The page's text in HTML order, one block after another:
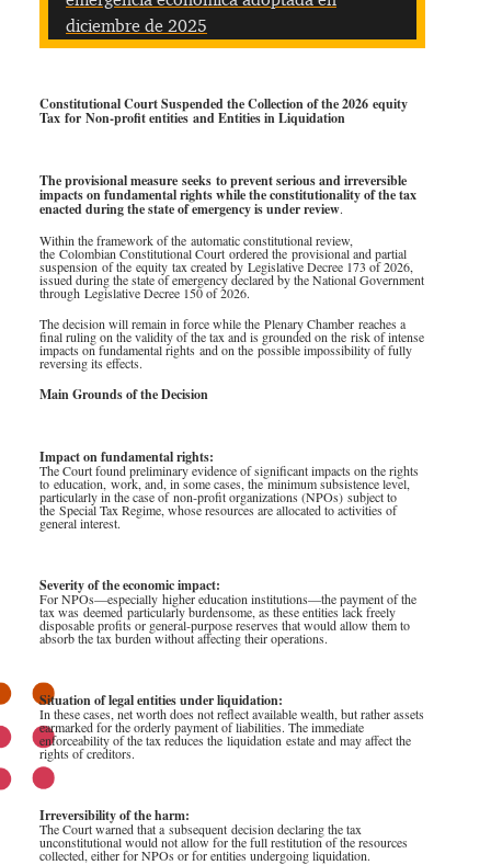
diciembre de 2025
Constitutional Court Suspended the Collection of the 2026 equity
Tax for Non‑profit entities and Entities in Liquidation
The provisional measure seeks to prevent serious and irreversible
impacts on fundamental rights while the constitutionality of the tax
enacted during the state of emergency is under review.
Within the framework of the automatic constitutional review,
the Colombian Constitutional Court ordered the provisional and partial
suspension of the equity tax created by Legislative Decree 173 of 2026,
issued during the state of emergency declared by the National Government
through Legislative Decree 150 of 2026.
The decision will remain in force while the Plenary Chamber reaches a
final ruling on the validity of the tax and is grounded on the risk of intense
impacts on fundamental rights and on the possible impossibility of fully
reversing its effects.
Main Grounds of the Decision
Impact on fundamental rights:
The Court found preliminary evidence of significant impacts on the rights
to education, work, and, in some cases, the minimum subsistence level,
particularly in the case of non‑profit organizations (NPOs) subject to
the Special Tax Regime, whose resources are allocated to activities of
general interest.
Severity of the economic impact:
For NPOs—especially higher education institutions—the payment of the
tax was deemed particularly burdensome, as these entities lack freely
disposable profits or general‑purpose reserves that would allow them to
absorb the tax burden without affecting their operations.
Situation of legal entities under liquidation:
In these cases, net worth does not reflect available wealth, but rather assets
earmarked for the orderly payment of liabilities. The immediate
enforceability of the tax reduces the liquidation estate and may affect the
rights of creditors.
Irreversibility of the harm:
The Court warned that a subsequent decision declaring the tax
unconstitutional would not allow for the full restitution of the resources
collected, either for NPOs or for entities undergoing liquidation.